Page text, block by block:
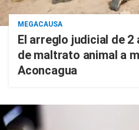
MEGACAUSA
El arreglo judicial de
de maltrato animal a
Aconcagua